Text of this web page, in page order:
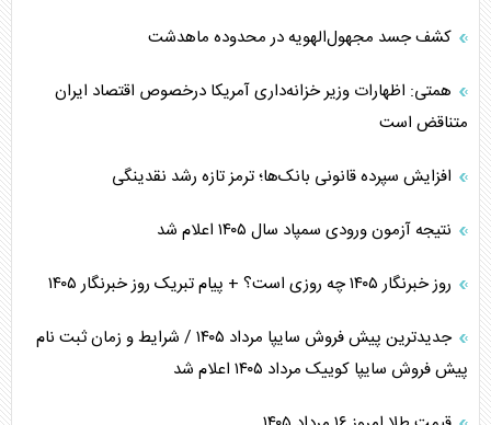
کشف جسد مجهول‌الهویه در محدوده ماهدشت
همتی: اظهارات وزیر خزانه‌داری آمریکا درخصوص اقتصاد ایران
متناقض است
افزایش سپرده قانونی بانک‌ها؛ ترمز تازه رشد نقدینگی
نتیجه آزمون ورودی سمپاد سال ۱۴۰۵ اعلام شد
روز خبرنگار ۱۴۰۵ چه روزی است؟ + پیام تبریک روز خبرنگار ۱۴۰۵
جدیدترین پیش فروش سایپا مرداد ۱۴۰۵ / شرایط و زمان ثبت نام
پیش فروش سایپا کوییک مرداد ۱۴۰۵ اعلام شد